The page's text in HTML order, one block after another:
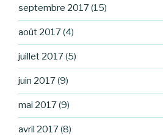
septembre 2017(15)
août 2017(4)
juillet 2017(5)
juin 2017(9)
mai 2017(9)
avril 2017(8)